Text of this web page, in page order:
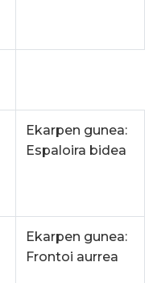
Ekarpen gunea:
Espaloira bidea
Ekarpen gunea:
Frontoi aurrea